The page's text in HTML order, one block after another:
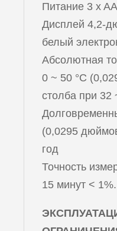
Питание 3 x
Дисплей 4,2-
белый
Абсолютная
0 ~ 50 °C
столба при 32
(0,0295
год
Точность
15 минут < 1%.